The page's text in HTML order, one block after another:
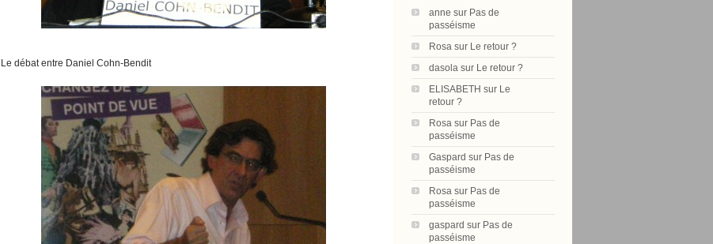
anne sur Pas de
passéisme
Rosa sur Le retour ?
dasola sur Le retour ?
ELISABETH sur Le
retour ?
Rosa sur Pas de
passéisme
Gaspard sur Pas de
passéisme
Rosa sur Pas de
passéisme
gaspard sur Pas de
passéisme
Le débat entre Daniel Cohn-Bendit